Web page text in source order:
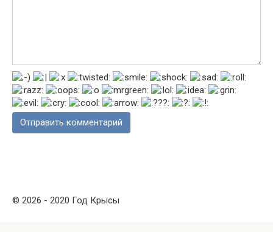
© 2026 - 2020 Год Крысы